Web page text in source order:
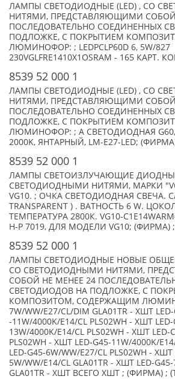
ЛАМПЫ СВЕТОДИОДНЫЕ (LED) , СО
НИТЯМИ, ПРЕДСТАВЛЯЮЩИМИ СОБОЙ
ПОСЛЕДОВАТЕЛЬНО СОЕДИНЕННЫХ
ПОДЛОЖКЕ, С ПОКРЫТИЕМ
ЛЮМИНОФОР: ; LEDPCLP60D 6, 5W/827
230VGLFRE1410X1OSRAM - 165 КАРТ.
8539 52 000 1
ЛАМПЫ СВЕТОДИОДНЫЕ (LED) , СО
НИТЯМИ, ПРЕДСТАВЛЯЮЩИМИ СОБОЙ
ПОСЛЕДОВАТЕЛЬНО СОЕДИНЕННЫХ
ПОДЛОЖКЕ, С ПОКРЫТИЕМ
ЛЮМИНОФОР: ; А СВЕТОДИОДНАЯ G60,
2000K, ЯНТАРНЫЙ, LM-E27-LED;
8539 52 000 1
ЛАМПЫ СВЕТОИЗЛУЧАЮЩИЕ ДИОДНЫЕ
СВЕТОДИОДНЫМИ НИТЯМИ, МАРКИ
VG10. ; ОЧКА СВЕТОДИОДНАЯ СВЕЧА.
TRANSPARENT ) . ВАТНОСТЬ 6 W.
ТЕМПЕРАТУРА 2800К. VG10-
Н-Р 7019, ДЛЯ МОДЕЛИ VG10; (ФИРМА) ;
8539 52 000 1
ЛАМПЫ СВЕТОДИОДНЫЕ НОВЫЕ
СО СВЕТОДИОДНЫМИ НИТЯМИ,
СОБОЙ НЕ МЕНЕЕ 24
СВЕТОДИОДОВ НА ПОДЛОЖКЕ, С
КОМПОЗИТОМ, СОДЕРЖАЩИМ
7W/WW/E27/CL/DIM GLA01TR - XШТ
-11W/4000K/E14/CL PLS02WH - XШТ LED-
13W/4000K/E14/CL PLS02WH - XШТ LED-
PLS02WH - XШТ LED-G45-11W/4000K/
LED-G45-6W/WW/E27/CL PLS02WH - XШТ
5W/WW/E14/CL GLA01TR - XШТ LED-
GLA01TR - XШТ ВСЕГО XШТ ; (ФИРМА) ;